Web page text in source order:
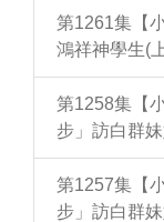
第1261集【
鴻祥神學生(
第1258集【
步」訪白群
第1257集【
步」訪白群